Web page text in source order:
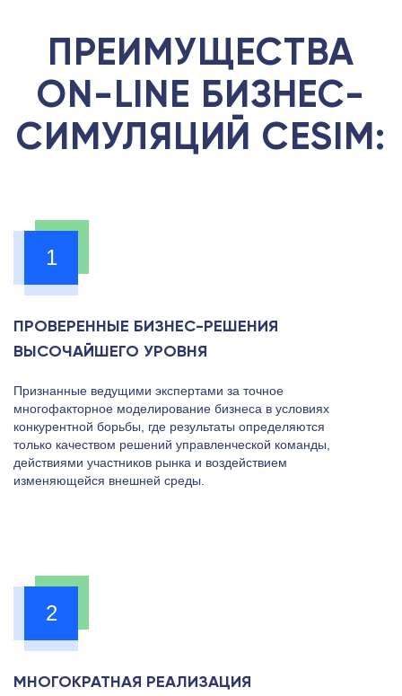
ПРЕИМУЩЕСТВА
ON-LINE БИЗНЕС-
СИМУЛЯЦИЙ CESIM:
1
ПРОВЕРЕННЫЕ БИЗНЕС-РЕШЕНИЯ
ВЫСОЧАЙШЕГО УРОВНЯ
Признанные ведущими экспертами за точное
многофакторное моделирование бизнеса в условиях
конкурентной борьбы, где результаты определяются
только качеством решений управленческой команды,
действиями участников рынка и воздействием
изменяющейся внешней среды.
2
МНОГОКРАТНАЯ РЕАЛИЗАЦИЯ